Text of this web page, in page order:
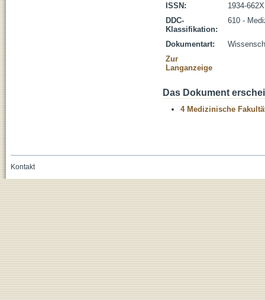
ISSN:
1934-662X
DDC-
Klassifikation:
610 -
Dokumentart:
Zur
Langanzeige
Das Dokument
4 Medizinische
Kontakt